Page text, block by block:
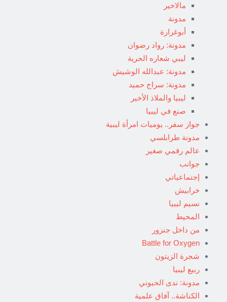
مالاخير
مدونة
أبوغرارة
مدونة: رواد رضوان
ليبي شعاره الحرية
مدونة: عبدالله الوشيش
مدونة: سراج حميد
ليبيا والملاذ الأخير
صنع في ليبيا
جواز سفر.. يوميات امرأة ليبية
مدونة طرابلسي
عالم رقمي صغير
جوانب
إجتماعياتي
خرابيش
نسيم ليبيا
المحيط
من داخل جنزور
Battle for Oxygen
شجرة الزيتون
ربيع ليبيا
مدونة: ندى الحبوني
الكناشة.. آفاق علمية